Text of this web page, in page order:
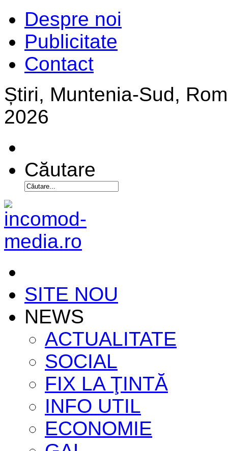
Despre noi
Publicitate
Contact
Știri, Muntenia-Sud,
2026
Căutare
SITE NOU
NEWS
ACTUALITATE
SOCIAL
FIX LA ŢINTĂ
INFO UTIL
ECONOMIE